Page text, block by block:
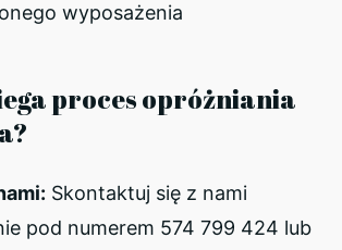
wyposażenia
proces opróżniania
Skontaktuj się z nami
pod numerem 574 799 424 lub